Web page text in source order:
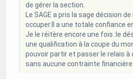
de gérer la section.
Le SAGE a pris la sage décision de
occuper.Il a une totale confiance
Je le réitère encore une fois :le
une qualification à la coupe du
pouvoir partir et passer le relais à
sans aucune contrainte financière.